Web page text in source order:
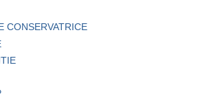
CONSERVATRICE